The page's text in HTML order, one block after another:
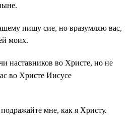
пишу сие, но вразумляю вас,
моих.
наставников во Христе, но не
во Христе Иисусе
мне, как я Христу.